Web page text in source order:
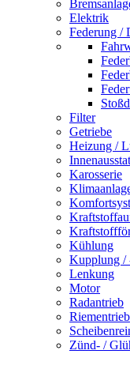
Elektrik
Federung /
Filter
Getriebe
Heizung /
Karosserie
Kühlung
Kupplung /
Lenkung
Motor
Radantrieb
Riementrieb
Zünd- /